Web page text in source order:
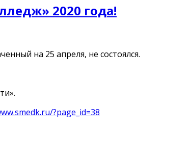
2020 года!
на 25 апреля, не состоялся.
?page_id=38